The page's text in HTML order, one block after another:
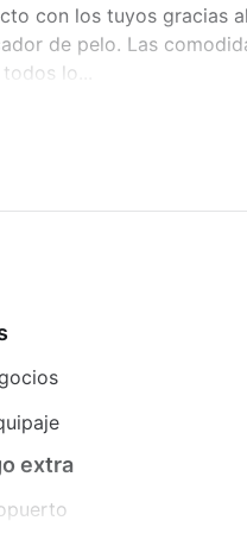
con los tuyos gracias
de pelo. Las
lo...
extra